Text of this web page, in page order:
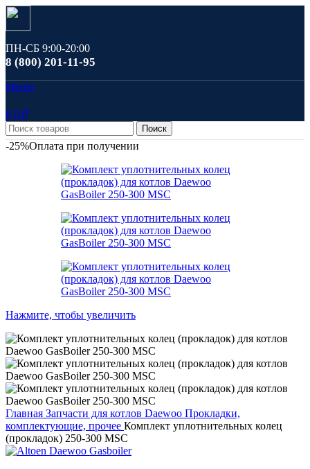
ПН-СБ 9:00-20:00
8 (800) 201-11-95
Меню
0 0 ₽
Поиск
-25%Оплата при получении
Нажмите, чтобы увеличить
Главная Запчасти для котлов Daewoo Прокладки,
комплектующие, прочее Комплект уплотнительных колец
(прокладок) 250-300 MSC